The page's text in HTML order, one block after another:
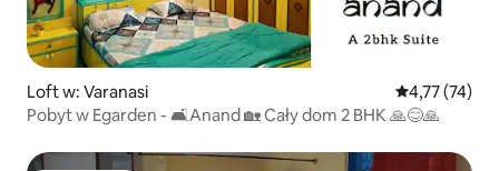
Loft w: Varanasi Średnia
4,77 (74)
Pobyt w Egarden - 🛋Anand 🏡 Cały dom 2 BHK 🙏😊🙏